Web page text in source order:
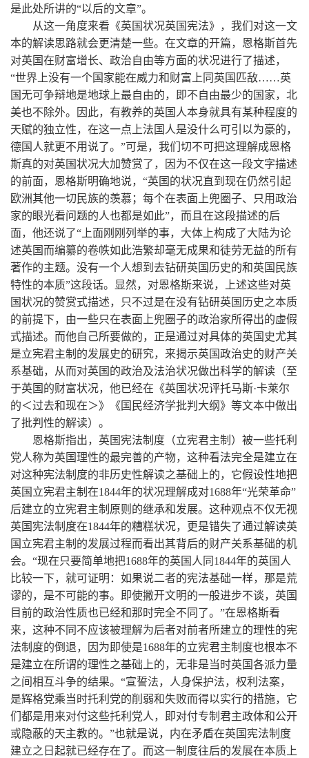
是此处所讲的“以后的文章”。
从这一角度来看《英国状况英国宪法》，我们对这一文
本的解读思路就会更清楚一些。在文章的开篇，恩格斯首先
对英国在财富增长、政治自由等方面的状况进行了描述，
“世界上没有一个国家能在威力和财富上同英国匹敌……英
国无可争辩地是地球上最自由的，即不自由最少的国家，北
美也不除外。因此，有教养的英国人本身就具有某种程度的
天赋的独立性，在这一点上法国人是没什么可引以为豪的，
德国人就更不用说了。”可是，我们切不可把这理解成恩格
斯真的对英国状况大加赞赏了，因为不仅在这一段文字描述
的前面，恩格斯明确地说，“英国的状况直到现在仍然引起
欧洲其他一切民族的羡慕；每个在表面上兜圈子、只用政治
家的眼光看问题的人也都是如此”，而且在这段描述的后
面，他还说了“上面刚刚列举的事，大体上构成了大陆为论
述英国而编纂的卷帙如此浩繁却毫无成果和徒劳无益的所有
著作的主题。没有一个人想到去钻研英国历史的和英国民族
特性的本质”这段话。显然，对恩格斯来说，上述这些对英
国状况的赞赏式描述，只不过是在没有钻研英国历史之本质
的前提下，由一些只在表面上兜圈子的政治家所得出的虚假
式描述。而他自己所要做的，正是通过对具体的英国史尤其
是立宪君主制的发展史的研究，来揭示英国政治史的财产关
系基础，从而对英国的政治及法治状况做出科学的解读（至
于英国的财富状况，他已经在《英国状况评托马斯·卡莱尔
的＜过去和现在＞》《国民经济学批判大纲》等文本中做出
了批判性的解读）。
恩格斯指出，英国宪法制度（立宪君主制）被一些托利
党人称为英国理性的最完善的产物，这种看法完全是建立在
对这种宪法制度的非历史性解读之基础上的，它假设性地把
英国立宪君主制在1844年的状况理解成对1688年“光荣革命”
后建立的立宪君主制原则的继承和发展。这种观点不仅无视
英国宪法制度在1844年的糟糕状况，更是错失了通过解读英
国立宪君主制的发展过程而看出其背后的财产关系基础的机
会。“现在只要简单地把1688年的英国人同1844年的英国人
比较一下，就可证明：如果说二者的宪法基础一样，那是荒
谬的，是不可能的事。即使撇开文明的一般进步不谈，英国
目前的政治性质也已经和那时完全不同了。”在恩格斯看
来，这种不同不应该被理解为后者对前者所建立的理性的宪
法制度的倒退，因为即使是1688年的立宪君主制度也根本不
是建立在所谓的理性之基础上的，无非是当时英国各派力量
之间相互斗争的结果。“宣誓法，人身保护法，权利法案，
是辉格党乘当时托利党的削弱和失败而得以实行的措施，它
们都是用来对付这些托利党人，即对付专制君主政体和公开
或隐蔽的天主教的。”也就是说，内在矛盾在英国宪法制度
建立之日起就已经存在了。而这一制度往后的发展在本质上